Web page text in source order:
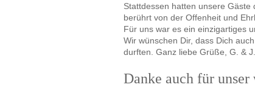
Stattdessen hatten unsere
berührt von der Offenheit und
Für uns war es ein einzigartiges
Wir wünschen Dir, dass Dich
durften. Ganz liebe Grüße, G. & J.
Danke auch für